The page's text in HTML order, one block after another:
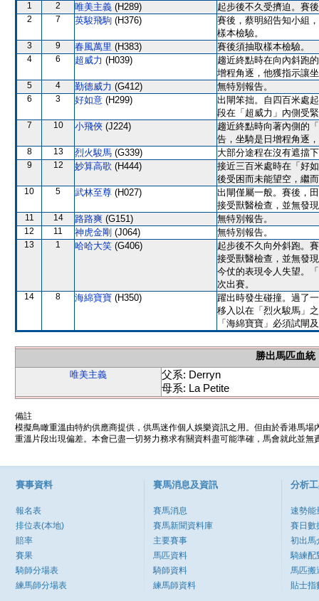
1 2 唯美主義 (H289) 起步後不久受擠迫。賽
2 7 英駿飛駒 (H376)
賽後，蔡明紹告知小組
樣本檢驗。
3 9 春風萬里 (H383) 賽後須抽取樣本檢驗。
4 6 超威力 (H039)
趨近終點時在向內斜跑
增程角逐，他獲指示讓
5 4 勤德威力 (G412) 無特別報告。
6 3 好如意 (H299)
出閘笨拙。自四百米處
段在「超威力」內側受
7 10 小飛俠 (J224)
趨近終點時向著內側的
告，坐騎是日增程角逐
8 13 烈火駿馬 (G339) 大部分途程在沒有遮擋
9 12 妙算高歌 (H444)
接近三百米處時在「好
後受困而未能望空，繼
10 5 武林至尊 (H027)
出閘僅屬一般。賽後，
接受獸醫檢查，並無發
11 14 路路爽 (G151) 無特別報告。
12 11 神虎金剛 (J064) 無特別報告。
13 1 哈哈大笑 (G406)
起步後不久向外斜跑。
接受獸醫檢查，並無發
今仗的表現令人失望。
次出賽。
14 8 海綿寶寶 (H350)
躍出時發生碰撞。過了
移入以在「烈火駿馬」
「海綿寶寶」必須試閘
勝出馬匹血統
唯美主義
父系: Derryn
母系: La Petite
備註
模擬鳥瞰重溫由特約供應商提供，供馬迷作個人娛樂資訊之用。但由於香港馬
重溫片段出現偏差。本會已盡一切努力務求有關資料盡可能準確，馬會就此並
賽事資料
報名表
排位表(本地)
賠率
賽果
騎師分場表
練馬師分場表
賽馬消息及資訊
賽馬消息
賽馬新聞資料庫
主要賽事
馬匹資料
騎師資料
練馬師資料
分析
速勢能
賽日數
初出馬
騎練配
馬匹搬
貼士指